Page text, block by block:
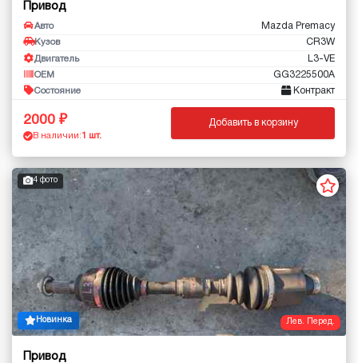
Привод
Авто Mazda Premacy
Кузов CR3W
Двигатель L3-VE
OEM GG3225500A
Состояние Контракт
2000
В наличии: 1 шт.
Добавить в корзину
Лев. Перед.
4 фото
Новинка
Привод